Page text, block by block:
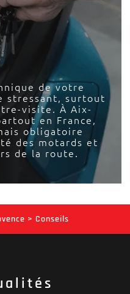
de votre
stressant, surtout
visite. À Aix-
en France,
obligatoire
des motards et
de la route.
>Conseils